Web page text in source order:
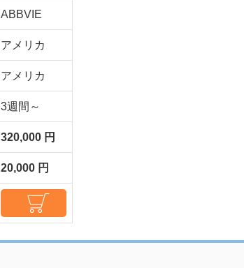
ABBVIE
アメリカ
アメリカ
3週間～
320,000 円
20,000 円